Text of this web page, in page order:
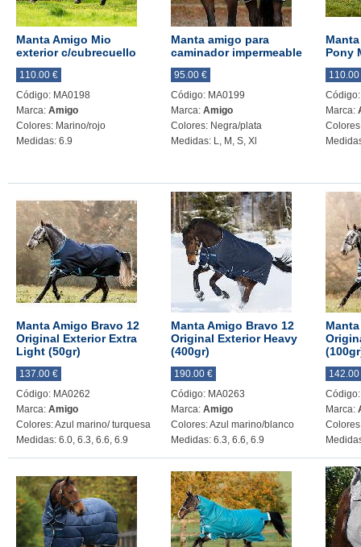
Manta Amigo Mio
exterior c/cubrecuello
110.00 €
Código: MA0198
Marca: Amigo
Colores: Marino/rojo
Medidas: 6.9
Manta amigo para
caminador impermeable
95.00 €
Código: MA0199
Marca: Amigo
Colores: Negra/plata
Medidas: L, M, S, Xl
Pony
110.00
Marca:
Manta Amigo Bravo 12
Original Exterior Extra
Light (50gr)
137.00 €
Código: MA0262
Marca: Amigo
Colores: Azul marino/ turquesa
Medidas: 6.0, 6.3, 6.6, 6.9
Manta Amigo Bravo 12
Original Exterior Heavy
(400gr)
190.00 €
Código: MA0263
Marca: Amigo
Colores: Azul marino/blanco
Medidas: 6.3, 6.6, 6.9
142.00
Marca: